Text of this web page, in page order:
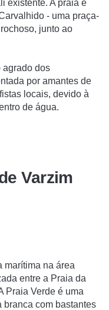
existente. A praia é
- uma praça-
junto ao
agrado dos
por amantes de
locais, devido à
de água.
Varzim
marí­tima na área
entre a Praia da
Praia Verde é uma
branca com bastantes